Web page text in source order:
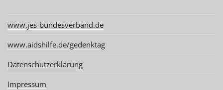
www.jes-bundesverband.de
www.aidshilfe.de/gedenktag
Datenschutzerklärung
Impressum